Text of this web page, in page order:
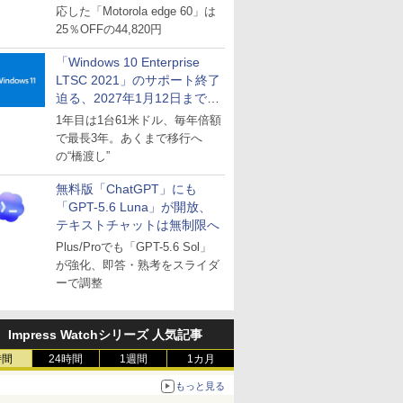
応した「Motorola edge 60」は
25％OFFの44,820円
「Windows 10 Enterprise
LTSC 2021」のサポート終了
迫る、2027年1月12日まで
～ESUは9月1日から販売
1年目は1台61米ドル、毎年倍額
で最長3年。あくまで移行へ
の“橋渡し”
無料版「ChatGPT」にも
「GPT-5.6 Luna」が開放、
テキストチャットは無制限へ
Plus/Proでも「GPT-5.6 Sol」
が強化、即答・熟考をスライダ
ーで調整
Impress Watchシリーズ 人気記事
24時間 1週間 1カ月
もっと見る